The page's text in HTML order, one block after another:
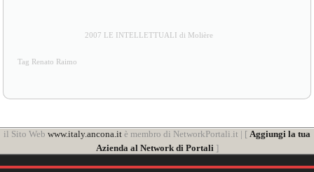
2007 LE INTELLETTUALI di Molière
Tag Renato Raimo
il Sito Web www.italy.ancona.it è membro di NetworkPortali.it | [ Aggiungi la tua
Azienda al Network di Portali]